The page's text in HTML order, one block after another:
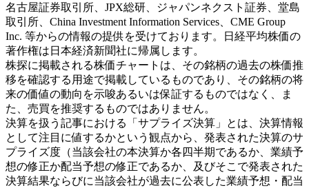
名古屋証券取引所、JPX総研、ジャパンネクスト証券、堂島
取引所、China Investment Information Services、CME Group
Inc. 等からの情報の提供を受けております。日経平均株価の
著作権は日本経済新聞社に帰属します。
株探に掲載される株価チャートは、その銘柄の過去の株価推
移を確認する用途で掲載しているものであり、その銘柄の将
来の価値の動向を示唆あるいは保証するものではなく、ま
た、売買を推奨するものではありません。
決算を扱う記事における「サプライズ決算」とは、決算情報
として注目に値するかという観点から、発表された決算のサ
プライズ度（当該会社の本決算か各四半期であるか、業績予
想の修正か配当予想の修正であるか、及びそこで発表された
決算結果ならびに当該会社が過去に公表した業績予想・配当